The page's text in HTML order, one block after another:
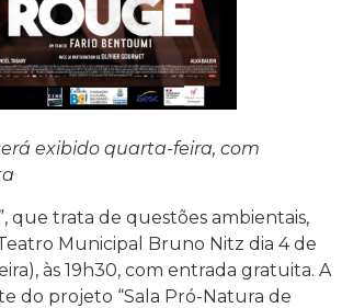
exibido quarta-feira, com
que trata de questões ambientais,
Municipal Bruno Nitz dia 4 de
às 19h30, com entrada gratuita. A
do projeto “Sala Pró-Natura de